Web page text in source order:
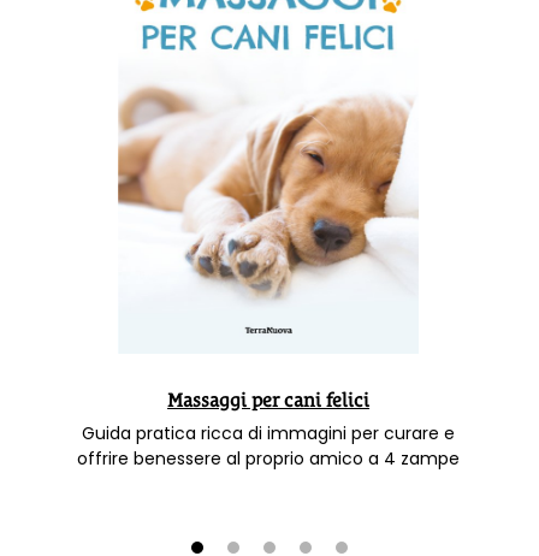
Massaggi per cani felici
Guida pratica ricca di immagini per curare e
offrire benessere al proprio amico a 4 zampe